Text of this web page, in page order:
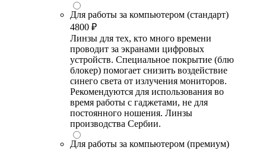
Для работы за компьютером (стандарт)
4800 ₽
Линзы для тех, кто много времени
проводит за экранами цифровых
устройств. Специальное покрытие (блю
блокер) помогает снизить воздействие
синего света от излучения мониторов.
Рекомендуются для использования во
время работы с гаджетами, не для
постоянного ношения. Линзы
производства Сербии.
Для работы за компьютером (премиум)